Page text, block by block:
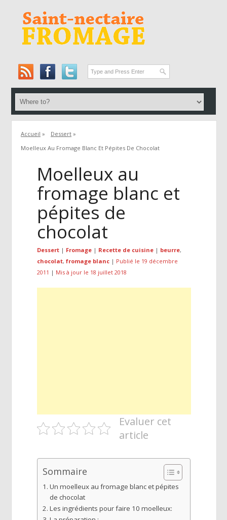
Accueil » Dessert »
Moelleux Au Fromage Blanc Et Pépites De Chocolat
Moelleux au
fromage blanc et
pépites de
chocolat
Dessert | Fromage | Recette de cuisine | beurre,
chocolat,fromage blanc | Publié le 19 décembre
2011 | Mis à jour le 18 juillet 2018
Evaluer cet
article
Sommaire
Un moelleux au fromage blanc et pépites
de chocolat
Les ingrédients pour faire 10 moelleux: